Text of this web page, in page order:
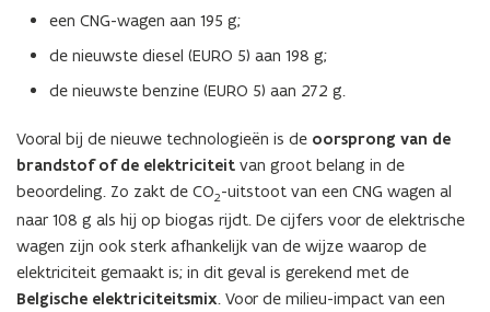
een CNG-wagen aan 195 g;
de nieuwste diesel (EURO 5) aan 198 g;
de nieuwste benzine (EURO 5) aan 272 g.
Vooral bij de nieuwe technologieën is de oorsprong van de
brandstof of de elektriciteit van groot belang in de
beoordeling. Zo zakt de CO2-uitstoot van een CNG wagen al
naar 108 g als hij op biogas rijdt. De cijfers voor de elektrische
wagen zijn ook sterk afhankelijk van de wijze waarop de
elektriciteit gemaakt is; in dit geval is gerekend met de
Belgische elektriciteitsmix. Voor de milieu-impact van een